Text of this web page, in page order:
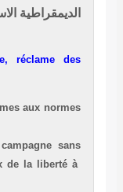
الديمقراطية
réclame des
aux normes
sans
de la liberté à